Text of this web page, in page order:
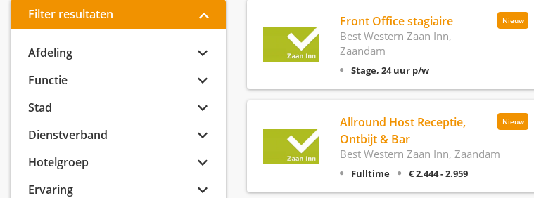
Filter resultaten
Afdeling
Functie
Stad
Dienstverband
Hotelgroep
Ervaring
Nieuw
Front Office stagiaire
Best Western Zaan Inn,
Zaandam
Stage, 24 uur p/w
Nieuw
Allround Host Receptie,
Ontbijt & Bar
Best Western Zaan Inn, Zaandam
Fulltime € 2.444 - 2.959